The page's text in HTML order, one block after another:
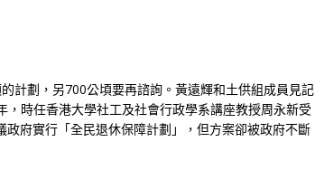
計劃，另700公頃要再諮詢。黃遠輝和土供組成員見記
時任香港大學社工及社會行政學系講座教授周永新受
府實行「全民退休保障計劃」，但方案卻被政府不斷